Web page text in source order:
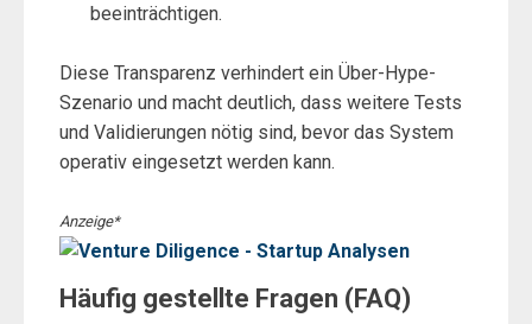
beeinträchtigen.
Diese Transparenz verhindert ein Über-Hype-
Szenario und macht deutlich, dass weitere Tests
und Validierungen nötig sind, bevor das System
operativ eingesetzt werden kann.
Anzeige*
Häufig gestellte Fragen (FAQ)